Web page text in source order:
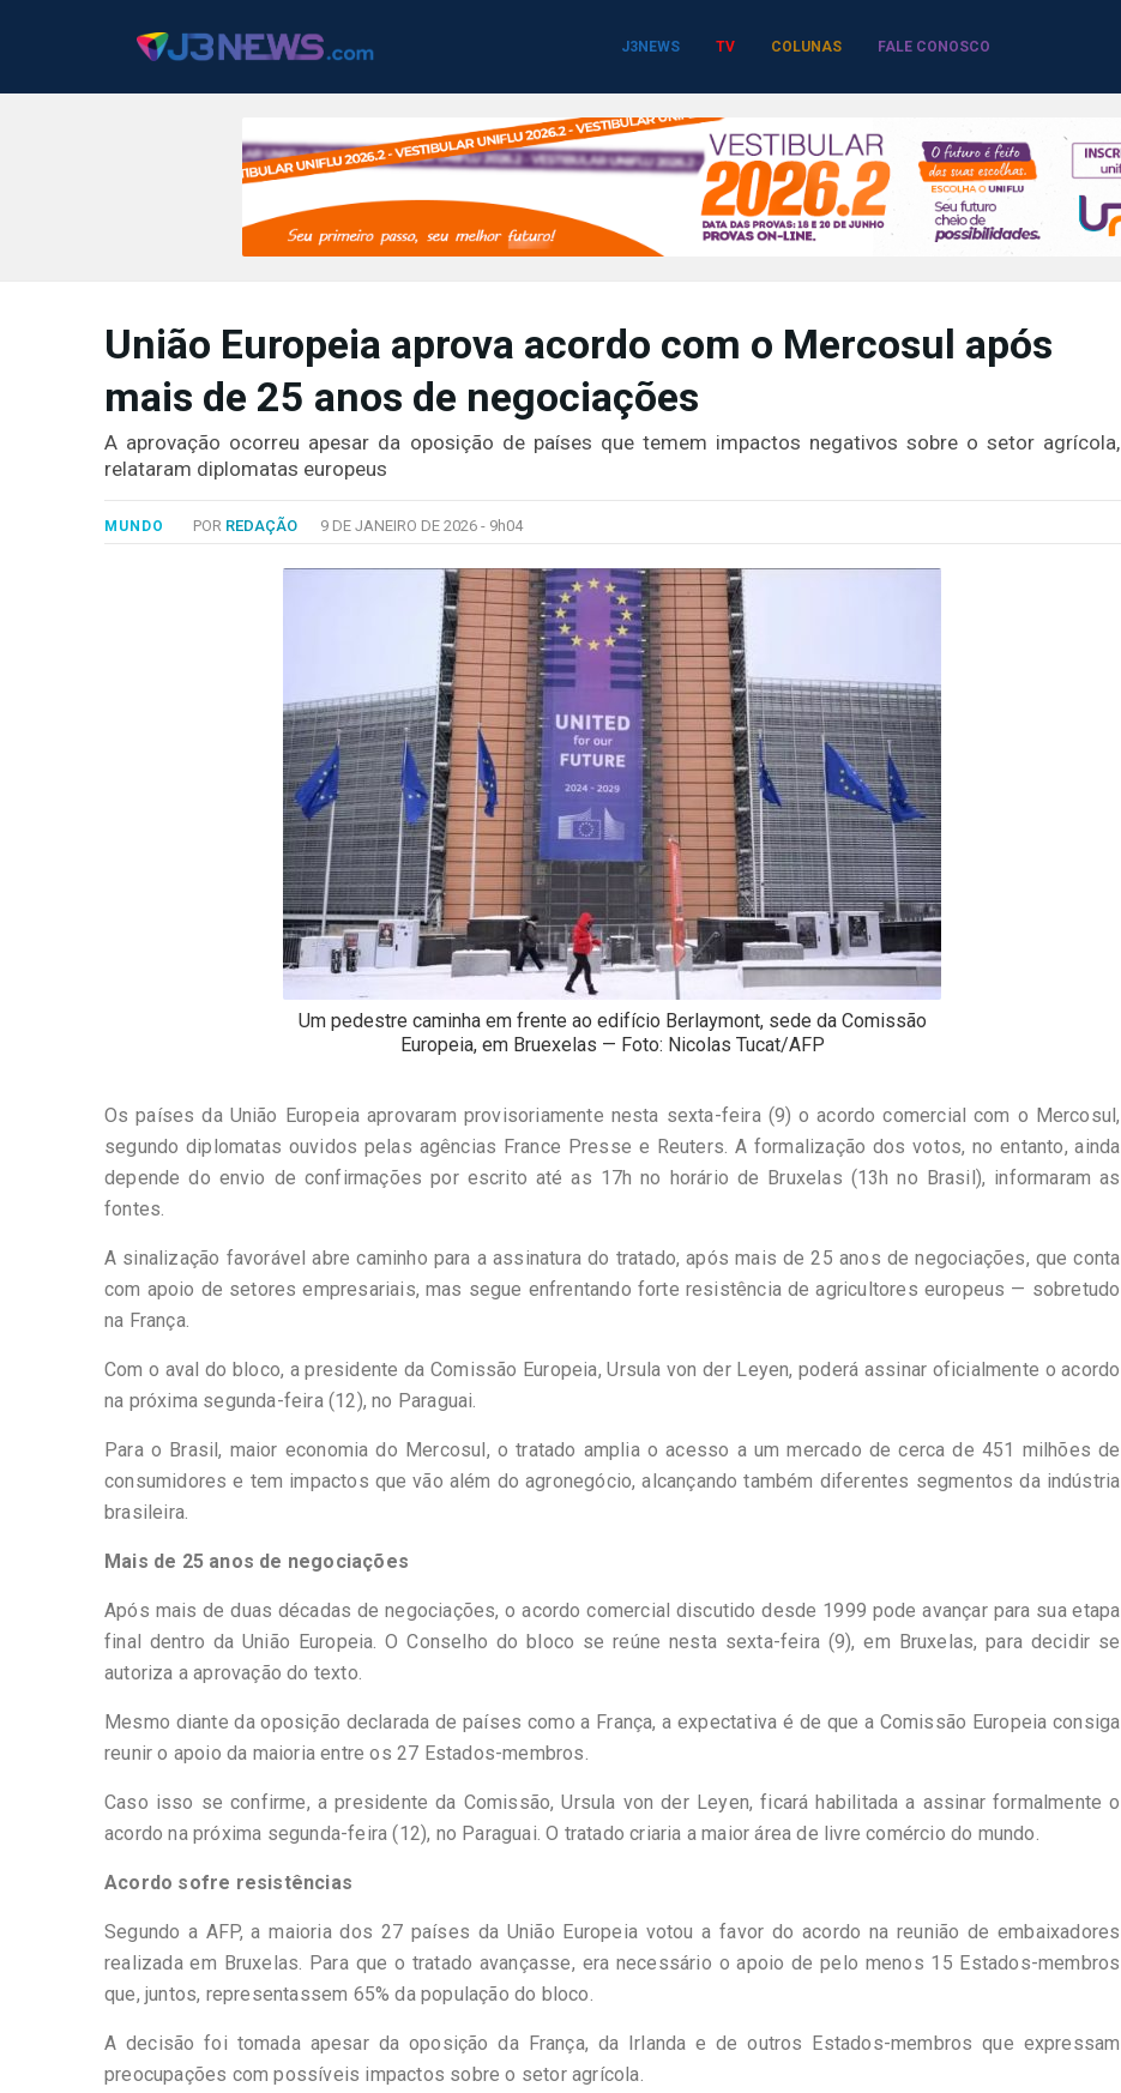
J3NEWS TV COLUNAS FALE CONOSCO
União Europeia aprova acordo com o Mercosul após
mais de 25 anos de negociações
A aprovação ocorreu apesar da oposição de países que temem impactos negativos sobre o setor agrícola,
relataram diplomatas europeus
MUNDO POR REDAÇÃO 9 DE JANEIRO DE 2026 - 9h04
Um pedestre caminha em frente ao edifício Berlaymont, sede da Comissão
Europeia, em Bruexelas — Foto: Nicolas Tucat/AFP
Os países da União Europeia aprovaram provisoriamente nesta sexta-feira (9) o acordo comercial com o Mercosul,
segundo diplomatas ouvidos pelas agências France Presse e Reuters. A formalização dos votos, no entanto, ainda
depende do envio de confirmações por escrito até as 17h no horário de Bruxelas (13h no Brasil), informaram as
fontes.
A sinalização favorável abre caminho para a assinatura do tratado, após mais de 25 anos de negociações, que conta
com apoio de setores empresariais, mas segue enfrentando forte resistência de agricultores europeus — sobretudo
na França.
Com o aval do bloco, a presidente da Comissão Europeia, Ursula von der Leyen, poderá assinar oficialmente o acordo
na próxima segunda-feira (12), no Paraguai.
Para o Brasil, maior economia do Mercosul, o tratado amplia o acesso a um mercado de cerca de 451 milhões de
consumidores e tem impactos que vão além do agronegócio, alcançando também diferentes segmentos da indústria
brasileira.
Mais de 25 anos de negociações
Após mais de duas décadas de negociações, o acordo comercial discutido desde 1999 pode avançar para sua etapa
final dentro da União Europeia. O Conselho do bloco se reúne nesta sexta-feira (9), em Bruxelas, para decidir se
autoriza a aprovação do texto.
Mesmo diante da oposição declarada de países como a França, a expectativa é de que a Comissão Europeia consiga
reunir o apoio da maioria entre os 27 Estados-membros.
Caso isso se confirme, a presidente da Comissão, Ursula von der Leyen, ficará habilitada a assinar formalmente o
acordo na próxima segunda-feira (12), no Paraguai. O tratado criaria a maior área de livre comércio do mundo.
Acordo sofre resistências
Segundo a AFP, a maioria dos 27 países da União Europeia votou a favor do acordo na reunião de embaixadores
realizada em Bruxelas. Para que o tratado avançasse, era necessário o apoio de pelo menos 15 Estados-membros
que, juntos, representassem 65% da população do bloco.
A decisão foi tomada apesar da oposição da França, da Irlanda e de outros Estados-membros que expressam
preocupações com possíveis impactos sobre o setor agrícola.